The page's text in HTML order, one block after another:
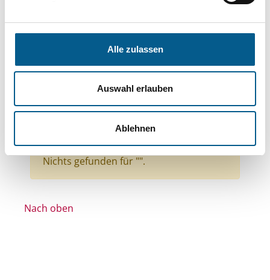
Alle zulassen
Auswahl erlauben
Ablehnen
Themen: Gesundheitswesen
Themen: Wohltätige Zwecke
Themen: Kirchliche Zwecke
Themen: Kinder, Jugendliche & Familie
Stiftungstyp: Lokal tätige Stiftung
Alle Filter entfernen
Nichts gefunden für "".
Nach oben